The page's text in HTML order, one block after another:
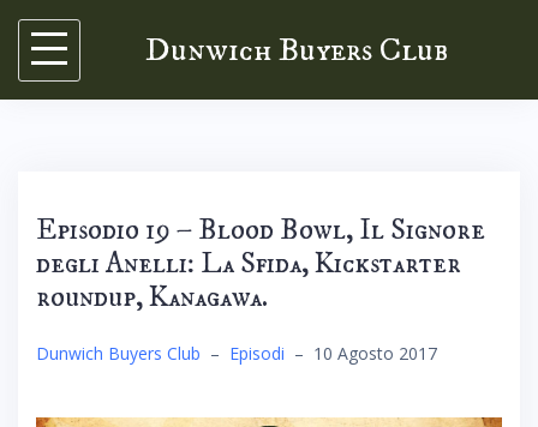
Skip
content
Dunwich Buyers Club
Episodio 19 – Blood Bowl, Il Signore
degli Anelli: La Sfida, Kickstarter
roundup, Kanagawa.
Dunwich Buyers Club – Episodi – 10 Agosto 2017